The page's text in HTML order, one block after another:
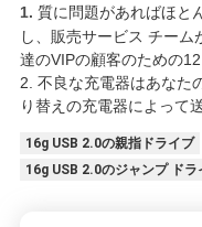
1. 質に問題があればほと
し、販売サービス チー
達のVIPの顧客のための
2. 不良な充電器はあなた
り替えの充電器によって
16g USB 2.0の親指ドライブ
16g USB 2.0のジャンプ ドラ